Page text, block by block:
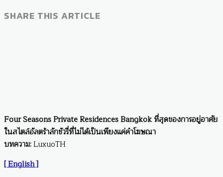
SHARE THIS ARTICLE
Four Seasons Private Residences Bangkok ที่สุดของการอยู่อาศัย
ในสไตล์อัลตร้าลักชัวรี่ที่ไม่ได้เป็นเพียงแค่คำโฆษณา
บทความ:LuxuoTH
[ English ]